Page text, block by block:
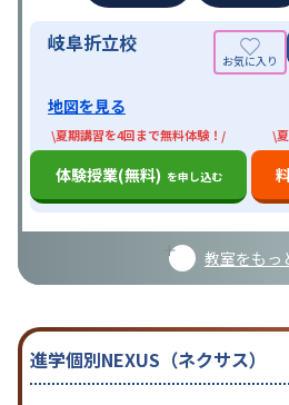
岐阜折立校
地図を見る
\夏期講習を4回まで無料体験！/
体験授業(無料) を申し込む
\
教室をもっ
進学個別NEXUS（ネクサス）